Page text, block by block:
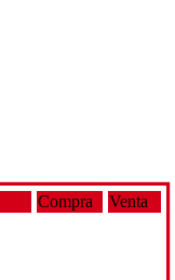
Compra Venta